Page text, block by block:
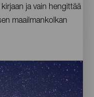
ja vain hengittää
maailmankolkan